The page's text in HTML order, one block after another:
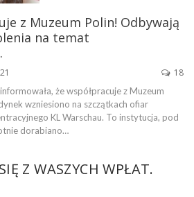
z Muzeum Polin! Odbywają
na temat
18
że współpracuje z Muzeum
wzniesiono na szczątkach ofiar
KL Warschau. To instytucja, pod
dorabiano…
Z WASZYCH WPŁAT.